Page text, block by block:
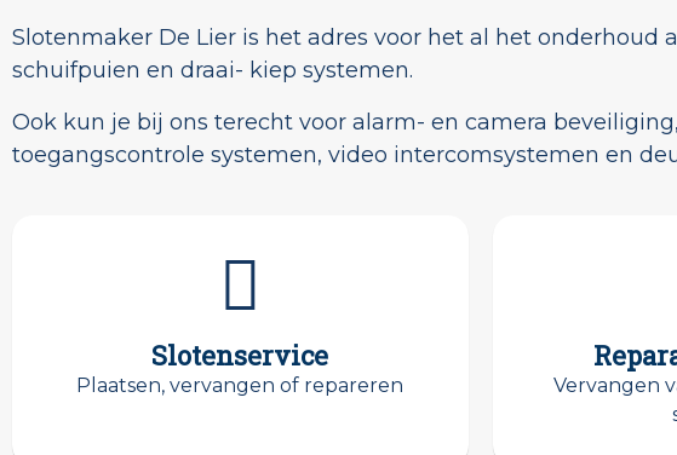
Slotenmaker De Lier is het adres voor het al het onderhoud
schuifpuien en draai- kiep systemen.
Ook kun je bij ons terecht voor alarm- en camera
toegangscontrole systemen, video intercomsystemen en
Slotenservice
Plaatsen, vervangen of repareren
Vervangen